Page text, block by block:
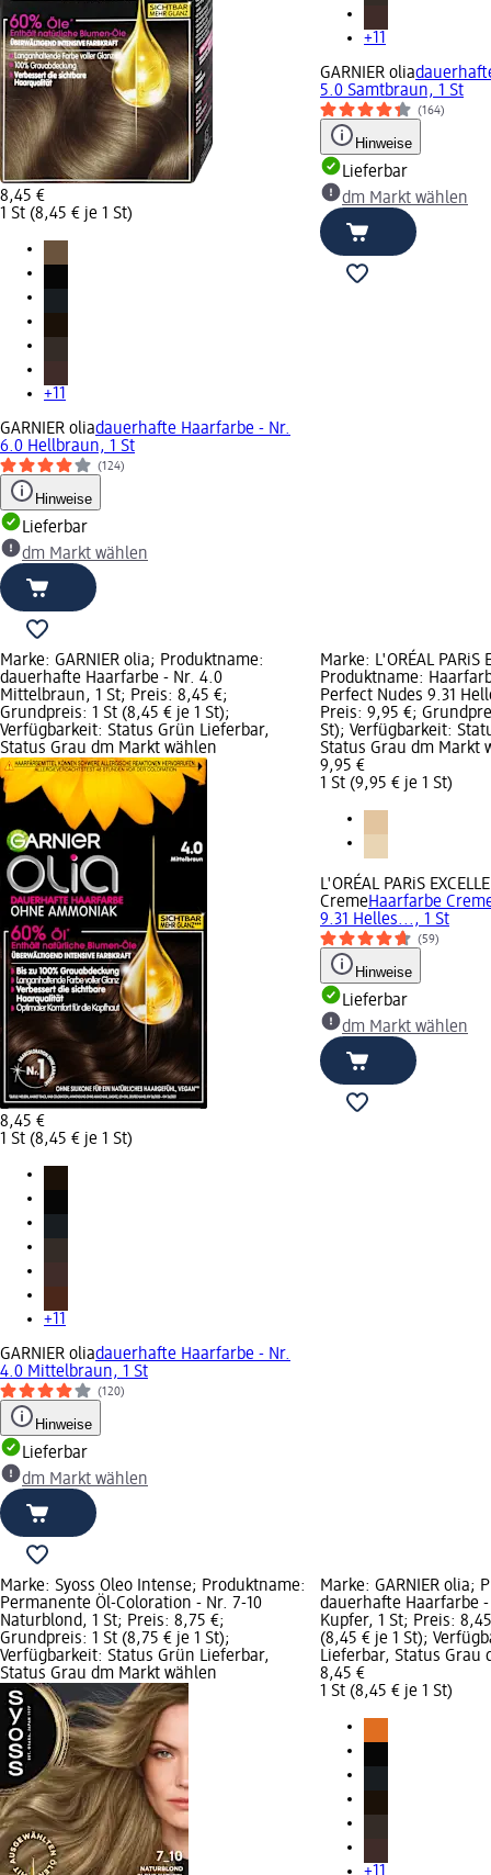
8,45 €
1 St (8,45 € je 1 St)
+11
GARNIER oliadauerhafte Haarfarbe - Nr.
6.0 Hellbraun, 1 St
(124)
Hinweise
Lieferbar
dm Markt wählen
+11
GARNIER olia
5.0 Samtbraun, 1 St
(164)
Hinweise
Lieferbar
dm Markt wählen
Marke: GARNIER olia; Produktname:
dauerhafte Haarfarbe - Nr. 4.0
Mittelbraun, 1 St; Preis: 8,45 €;
Grundpreis: 1 St (8,45 € je 1 St);
Verfügbarkeit: Status Grün Lieferbar,
Status Grau dm Markt wählen
8,45 €
1 St (8,45 € je 1 St)
+11
GARNIER oliadauerhafte Haarfarbe - Nr.
4.0 Mittelbraun, 1 St
(120)
Hinweise
Lieferbar
dm Markt wählen
Marke: L'ORÉAL PARiS
Produktname:
Perfect Nudes 9.31
Preis: 9,95 €;
St); Verfügbarkeit:
Status Grau dm Markt
9,95 €
1 St (9,95 € je 1 St)
L'ORÉAL PARiS
CremeHaarfarbe
9.31 Helles..., 1 St
(59)
Hinweise
Lieferbar
dm Markt wählen
Marke: Syoss Oleo Intense; Produktname:
Permanente Öl-Coloration - Nr. 7-10
Naturblond, 1 St; Preis: 8,75 €;
Grundpreis: 1 St (8,75 € je 1 St);
Verfügbarkeit: Status Grün Lieferbar,
Status Grau dm Markt wählen
Marke: GARNIER olia;
dauerhafte Haarfarbe
Kupfer, 1 St; Preis:
(8,45 € je 1 St);
Lieferbar, Status Grau
8,45 €
1 St (8,45 € je 1 St)